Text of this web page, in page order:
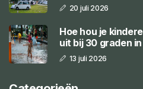
20 juli 2026
Hoe hou je
uit bij 30 graden
13 juli 2026